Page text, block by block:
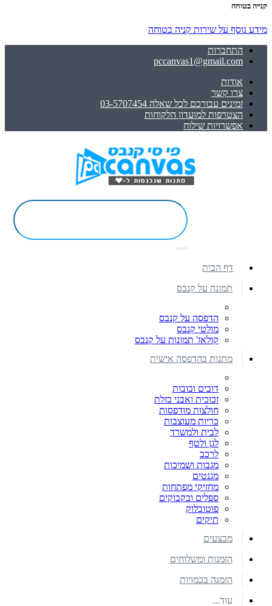
קנייה בטוחה
מידע נוסף על שירות קניה בטוחה
התחברות
pccanvas1@gmail.com
אודות
צרו קשר
זמינים עבורכם לכל שאלה 03-5707454
הצטרפות למועדון הלקוחות
אפשרויות שילוח
דף הבית
תמונה על קנבס
הדפסה על קנבס
מולטי קנבס
קולאז' תמונות על קנבס
מתנות בהדפסה אישית
דובים ובובות
זכוכית ואבני בזלת
חולצות מודפסות
כריות מעוצבות
לבית ולמשרד
לגן ולטף
לרכב
מגבות ושמיכות
מגנטים
מחזיקי מפתחות
ספלים ובקבוקים
פוטובלוק
תיקים
מבצעים
הזמנות ומשלוחים
הזמנה בכמויות
עוד...